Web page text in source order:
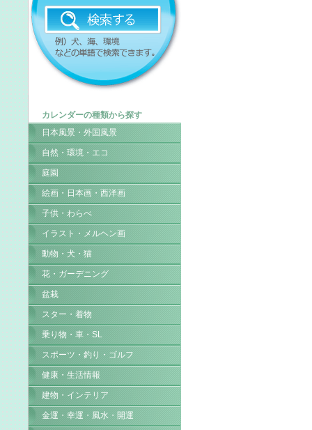
カレンダーの種類から探す
日本風景・外国風景
自然・環境・エコ
庭園
絵画・日本画・西洋画
子供・わらべ
イラスト・メルヘン画
動物・犬・猫
花・ガーデニング
盆栽
スター・着物
乗り物・車・SL
スポーツ・釣り・ゴルフ
健康・生活情報
建物・インテリア
金運・幸運・風水・開運